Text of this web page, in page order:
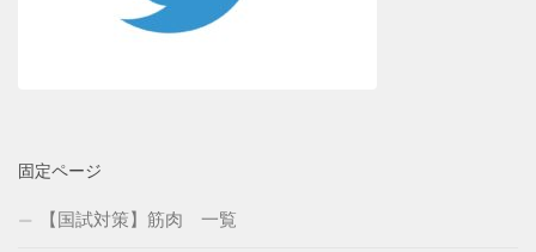
固定ページ
【国試対策】筋肉 一覧